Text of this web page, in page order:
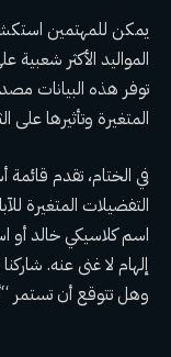
يمكن للمهتمين
المواليد الأكثر
توفر هذه البيانات
المتغيرة وتأثيرها على
التفضيلات المتغيرة
اسم كلاسيكي خالد أو
إلهام لا غنى عنه.
وهل تتوقع أن تستمر